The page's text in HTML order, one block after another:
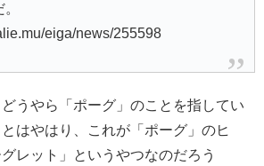
eiga/news/255598
うやら「ポーグ」のことを指してい
はやはり、これが「ポーグ」のヒ
レット」というやつなのだろう